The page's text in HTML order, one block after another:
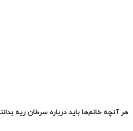
هر آنچه خانم‌ها باید درباره سرطان ریه